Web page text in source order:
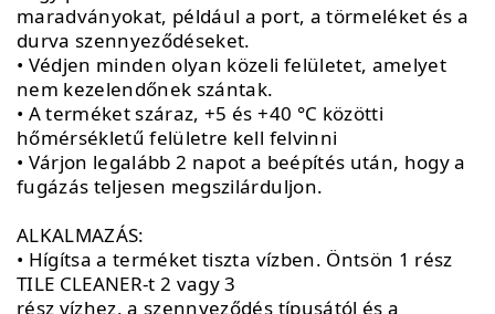
maradványokat, például a port, a törmeléket és a
durva szennyeződéseket.
• Védjen minden olyan közeli felületet, amelyet
nem kezelendőnek szántak.
• A terméket száraz, +5 és +40 °C közötti
hőmérsékletű felületre kell felvinni
• Várjon legalább 2 napot a beépítés után, hogy a
fugázás teljesen megszilárduljon.
ALKALMAZÁS:
• Hígítsa a terméket tiszta vízben. Öntsön 1 rész
TILE CLEANER-t 2 vagy 3
rész vízhez, a szennyeződés típusától és a